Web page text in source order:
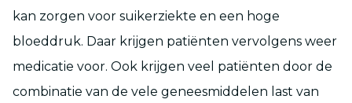
kan zorgen voor suikerziekte en een hoge
bloeddruk. Daar krijgen patiënten vervolgens weer
medicatie voor. Ook krijgen veel patiënten door de
combinatie van de vele geneesmiddelen last van